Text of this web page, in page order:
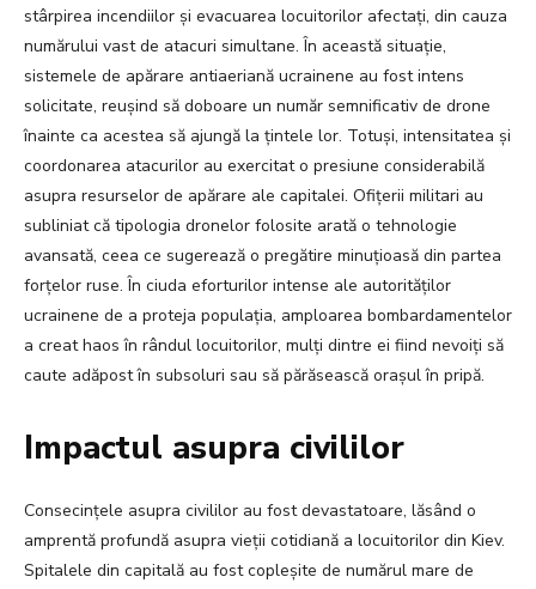
stârpirea incendiilor și evacuarea locuitorilor afectați, din cauza
numărului vast de atacuri simultane. În această situație,
sistemele de apărare antiaeriană ucrainene au fost intens
solicitate, reușind să doboare un număr semnificativ de drone
înainte ca acestea să ajungă la țintele lor. Totuși, intensitatea și
coordonarea atacurilor au exercitat o presiune considerabilă
asupra resurselor de apărare ale capitalei. Ofițerii militari au
subliniat că tipologia dronelor folosite arată o tehnologie
avansată, ceea ce sugerează o pregătire minuțioasă din partea
forțelor ruse. În ciuda eforturilor intense ale autorităților
ucrainene de a proteja populația, amploarea bombardamentelor
a creat haos în rândul locuitorilor, mulți dintre ei fiind nevoiți să
caute adăpost în subsoluri sau să părăsească orașul în pripă.
Impactul asupra civililor
Consecințele asupra civililor au fost devastatoare, lăsând o
amprentă profundă asupra vieții cotidiană a locuitorilor din Kiev.
Spitalele din capitală au fost copleșite de numărul mare de